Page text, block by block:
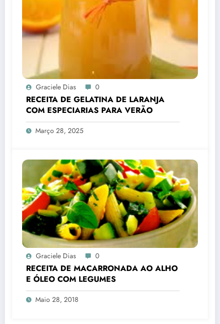
Graciele Dias 0
RECEITA DE GELATINA DE LARANJA
COM ESPECIARIAS PARA VERÃO
Março 28, 2025
Graciele Dias 0
RECEITA DE MACARRONADA AO ALHO
E ÓLEO COM LEGUMES
Maio 28, 2018